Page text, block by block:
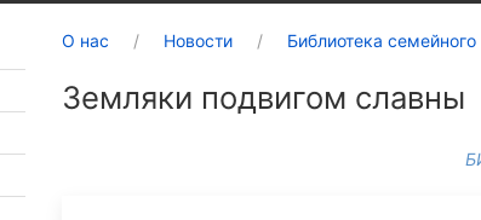
О нас Новости Библиотека семейного
Земляки подвигом славны